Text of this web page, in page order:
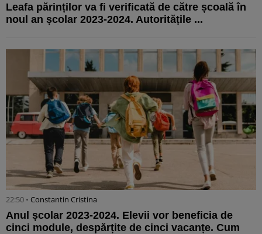
Leafa părinților va fi verificată de către școală în
noul an școlar 2023-2024. Autoritățile ...
22:50 • Constantin Cristina
Anul școlar 2023-2024. Elevii vor beneficia de
cinci module, despărțite de cinci vacanțe. Cum